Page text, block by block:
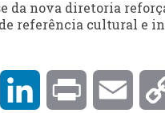
da nova diretoria
referência cultural e
Twitter LinkedInPrint